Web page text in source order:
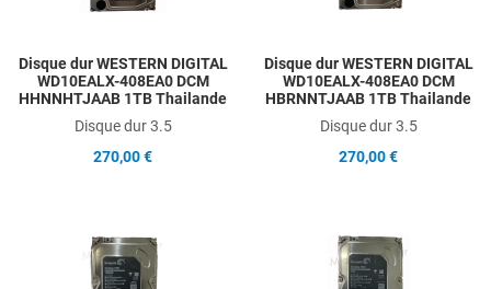
Disque dur WESTERN DIGITAL
WD10EALX-408EA0 DCM
HHNNHTJAAB 1TB Thailande
Disque dur 3.5
270,00 €
Disque dur WESTERN DIGITAL
WD10EALX-408EA0 DCM
HBRNNTJAAB 1TB Thailande
Disque dur 3.5
270,00 €
Add to Compare